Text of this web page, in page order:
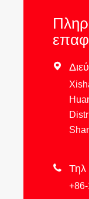

 Τηλ